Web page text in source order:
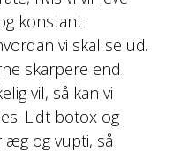
konstant
vi skal se ud.
skarpere end
vil, så kan vi
Lidt botox og
æg og vupti, så